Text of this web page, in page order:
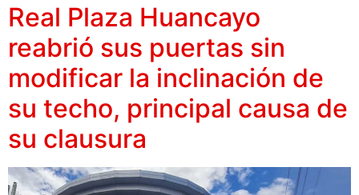
Real Plaza Huancayo
reabrió sus puertas sin
modificar la inclinación de
su techo, principal causa de
su clausura